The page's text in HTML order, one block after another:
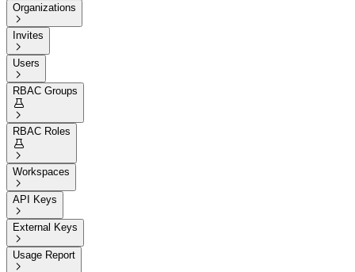
Organizations

Invites

Users

RBAC Groups


RBAC Roles


Workspaces

API Keys

External Keys

Usage Report
